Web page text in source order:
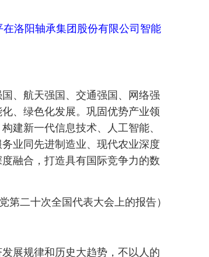
洛阳轴承集团股份有限公司智能
、航天强国、交通强国、网络强
、绿色化发展。巩固优势产业领
建新一代信息技术、人工智能、
业同先进制造业、现代农业深度
融合，打造具有国际竞争力的数
第二十次全国代表大会上的报告）
展规律和历史大趋势，不以人的